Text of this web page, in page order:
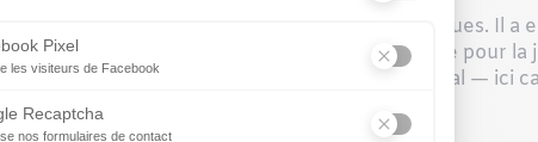
pour accompagner les troubles psychiatriques. Il a
Sa formation a donc été faite sur mesure pour la
de l’hypotension. Il pressent le choc vagal — ici